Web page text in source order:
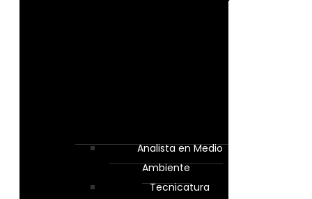
Analista en Medio
Ambiente
Tecnicatura